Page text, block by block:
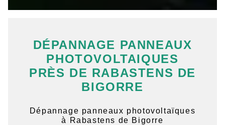
DÉPANNAGE PANNEAUX
PHOTOVOLTAIQUES
PRÈS DE RABASTENS DE
BIGORRE
Dépannage panneaux photovoltaïques
à Rabastens de Bigorre